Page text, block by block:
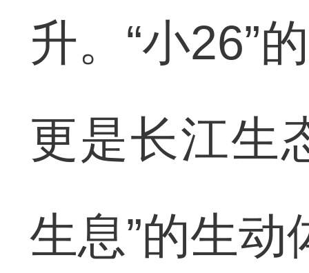
升。“小26”
更是长江生
生息”的生动